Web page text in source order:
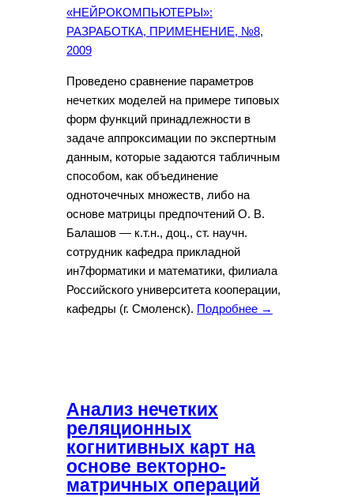
«НЕЙРОКОМПЬЮТЕРЫ»:
РАЗРАБОТКА, ПРИМЕНЕНИЕ, №8,
2009
Проведено сравнение параметров
нечетких моделей на примере типовых
форм функций принадлежности в
задаче аппроксимации по экспертным
данным, которые задаются табличным
способом, как объединение
одноточечных множеств, либо на
основе матрицы предпочтений О. В.
Балашов — к.т.н., доц., ст. научн.
сотрудник кафедра прикладной
ин7форматики и математики, филиала
Российского университета кооперации,
кафедры (г. Смоленск). Подробнее →
Анализ нечетких
реляционных
когнитивных карт на
основе векторно-
матричных операций